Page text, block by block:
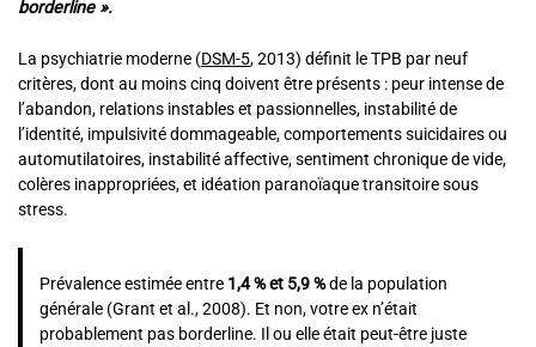
borderline ».
La psychiatrie moderne (DSM-5, 2013) définit le TPB par neuf
critères, dont au moins cinq doivent être présents : peur intense de
l’abandon, relations instables et passionnelles, instabilité de
l’identité, impulsivité dommageable, comportements suicidaires ou
automutilatoires, instabilité affective, sentiment chronique de vide,
colères inappropriées, et idéation paranoïaque transitoire sous
stress.
Prévalence estimée entre 1,4 % et 5,9 %de la population
générale (Grant et al., 2008). Et non, votre ex n’était
probablement pas borderline. Il ou elle était peut-être juste